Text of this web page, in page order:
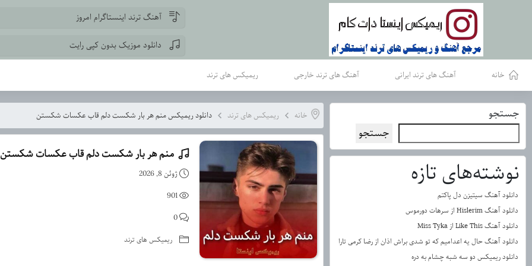
آهنگ ترند اینستاگرام امروز
دانلود موزیک بدون کپی رایت
خانه آهنگ های ترند ایرانی آهنگ های ترند خارجی ریمیکس های ترند
جستجو
جستجو
نوشته‌های تازه
دانلود آهنگ سیتیزن دل پاکتم
دانلود آهنگ Hislerim از سرهات دورموس
دانلود آهنگ Like This از Miss Tyka
دانلود آهنگ حال یه اعدامیم که تو شدی براش اذان از رضا کرمی تارا
دانلود ریمیکس دو سه شبه چشام به دره
خانه ریمیکس های ترند دانلود ریمیکس منم هر بار شکست دلم قاب عکسات شکستن
دانلود ریمیکس منم
منم هر بار شکست دلم قاب عکسات شکستن
ژوئن 8, 2026
901
0
ریمیکس های ترند